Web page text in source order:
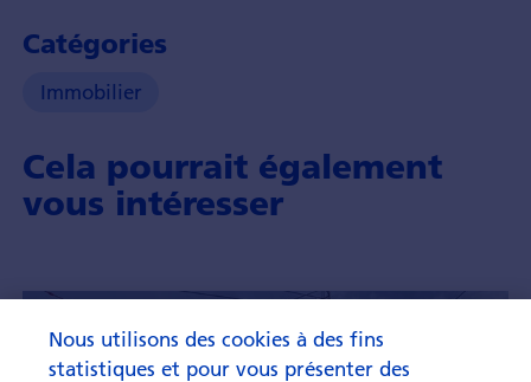
Catégories
Immobilier
Cela pourrait également
vous intéresser
Nous utilisons des cookies à des fins
statistiques et pour vous présenter des